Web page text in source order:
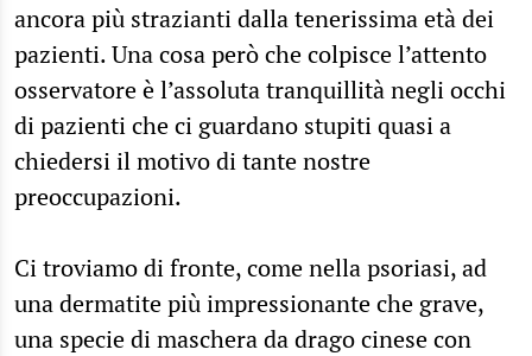
ancora più strazianti dalla tenerissima età dei
pazienti. Una cosa però che colpisce l’attento
osservatore è l’assoluta tranquillità negli occhi
di pazienti che ci guardano stupiti quasi a
chiedersi il motivo di tante nostre
preoccupazioni.
Ci troviamo di fronte, come nella psoriasi, ad
una dermatite più impressionante che grave,
una specie di maschera da drago cinese con